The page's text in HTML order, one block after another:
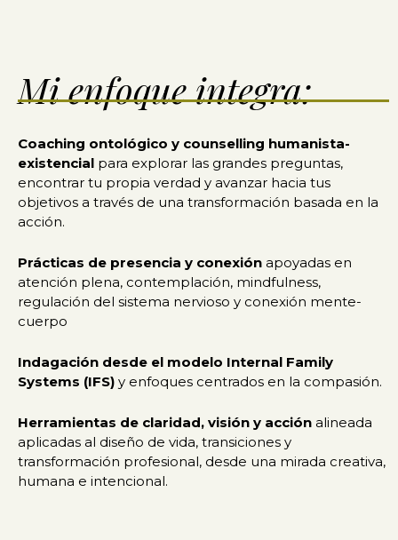
Mi enfoque integra:
Coaching ontológico y counselling humanista-
existencial para explorar las grandes preguntas,
encontrar tu propia verdad y avanzar hacia tus
objetivos a través de una transformación basada en la
acción.
Prácticas de presencia y conexión apoyadas en
atención plena, contemplación, mindfulness,
regulación del sistema nervioso y conexión mente-
cuerpo
Indagación desde el modelo Internal Family
Systems (IFS) y enfoques centrados en la compasión.
Herramientas de claridad, visión y acción alineada
aplicadas al diseño de vida, transiciones y
transformación profesional, desde una mirada creativa,
humana e intencional.